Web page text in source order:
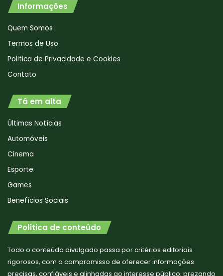
Informações
Quem Somos
Termos de Uso
Politica de Privacidade e Cookies
Contato
Tá em alta
Últimas Notícias
Automóveis
Cinema
Esporte
Games
Benefícios Sociais
Política de conteúdo
Todo o conteúdo divulgado passa por critérios editoriais
rigorosos, com o compromisso de oferecer informações
precisas, confiáveis e alinhadas ao interesse público, prezando